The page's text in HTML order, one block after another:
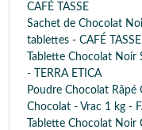
CAFÉ TASSE
Sachet de Chocolat
tablettes - CAFÉ TASSE
Tablette Chocolat Noir
- TERRA ETICA
Poudre Chocolat Râpé
Chocolat - Vrac 1 kg -
Tablette Chocolat Noir